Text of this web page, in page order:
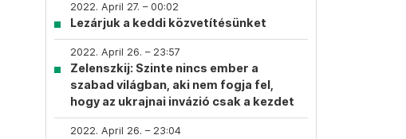
2022. April 27. – 00:02
Lezárjuk a keddi közvetítésünket
2022. April 26. – 23:57
Zelenszkij: Szinte nincs ember a
szabad világban, aki nem fogja fel,
hogy az ukrajnai invázió csak a kezdet
2022. April 26. – 23:04